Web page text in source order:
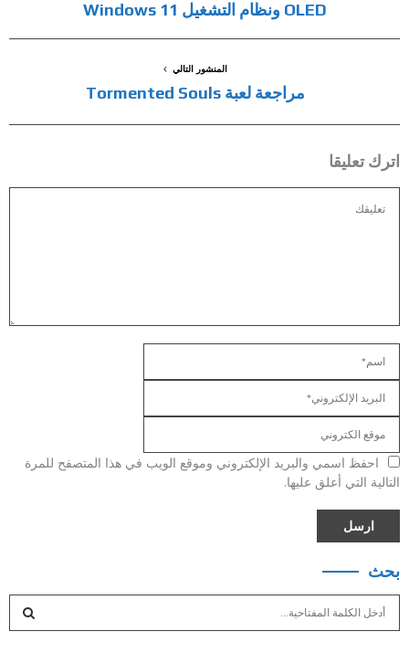
OLED ونظام التشغيل Windows 11
المنشور التالي
مراجعة لعبة Tormented Souls
اترك تعليقا
احفظ اسمي والبريد الإلكتروني وموقع الويب في هذا المتصفح للمرة
التالية التي أعلق عليها.
بحث